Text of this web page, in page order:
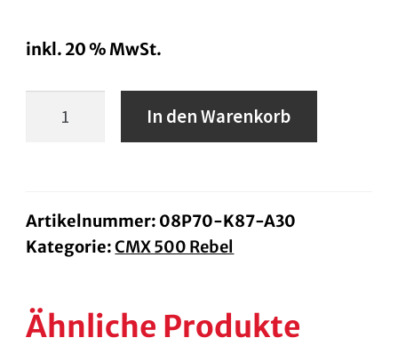
inkl. 20 % MwSt.
20
Menge
In den Warenkorb
Artikelnummer: 08P70-K87-A30
Kategorie:CMX 500 Rebel
Ähnliche Produkte